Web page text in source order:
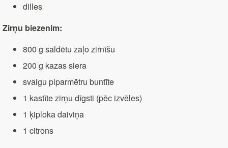
dilles
Zirņu biezenim:
800 g saldētu zaļo zirnīšu
200 g kazas siera
svaigu piparmētru buntīte
1 kastīte zirņu dīgsti (pēc izvēles)
1 ķiploka daiviņa
1 citrons